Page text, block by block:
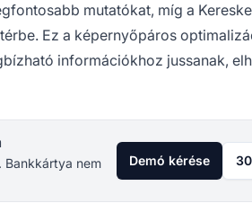
mutatókat, míg a
Ez a képernyőpáros
információkhoz jussanak,
nem
Demó kérése